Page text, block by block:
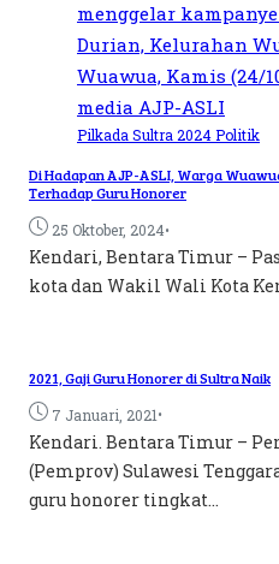
Pilkada Sultra 2024Politik
Di Hadapan AJP-ASLI, Warga
Terhadap Guru Honorer
25 Oktober, 2024•
Kendari, Bentara Timur –
kota dan Wakil Wali Kota
2021, Gaji Guru Honorer di Sultra Naik
7 Januari, 2021•
Kendari. Bentara Timur –
(Pemprov) Sulawesi
guru honorer tingkat...